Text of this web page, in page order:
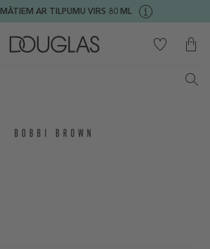
AR TILPUMU VIRS 80 ML